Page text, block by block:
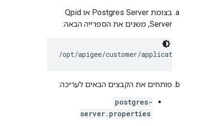
בצומת Postgres Server או Qpid
Server, משנים את הספרייה הבאה:
/opt/apigee/customer/application
פותחים את הקבצים הבאים לעריכה:
postgres-
server.properties